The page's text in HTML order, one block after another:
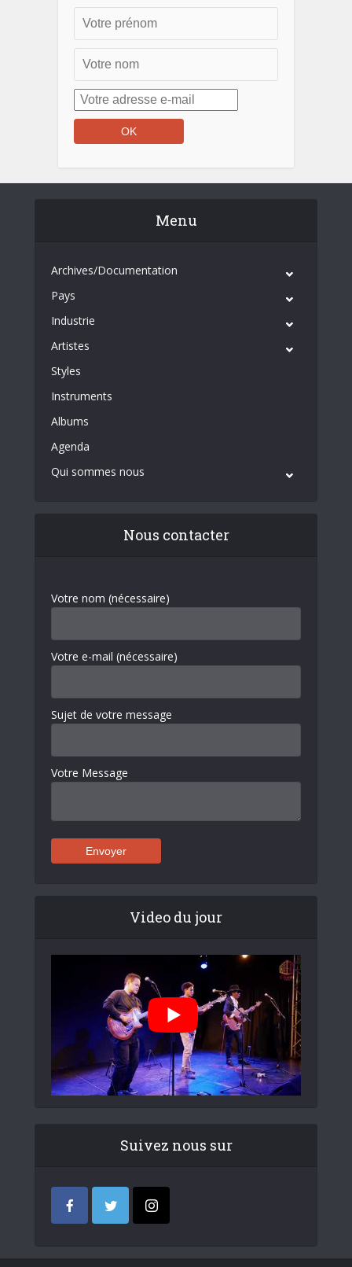
Menu
Archives/Documentation
Pays
Industrie
Artistes
Styles
Instruments
Albums
Agenda
Qui sommes nous
Nous contacter
Votre nom (nécessaire)
Votre e-mail (nécessaire)
Sujet de votre message
Votre Message
Video du jour
Suivez nous sur